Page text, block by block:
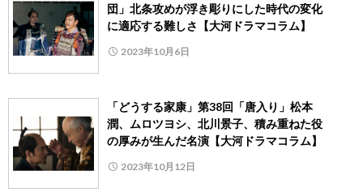
団」北条攻めが浮き彫りにした時代の変化
に適応する難しさ【大河ドラマコラム】
2023年10月6日
「どうする家康」第38回「唐入り」松本
潤、ムロツヨシ、北川景子、積み重ねた役
の厚みが生んだ名演【大河ドラマコラム】
2023年10月12日